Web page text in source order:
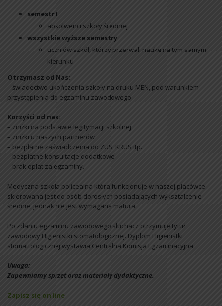
semestr I
absolwenci szkoły średniej
wszystkie wyższe semestry
uczniów szkół, którzy przerwali naukę na tym samym
kierunku
Otrzymasz od Nas:
– świadectwo ukończenia szkoły na druku MEN, pod warunkiem
przystąpienia do egzaminu zawodowego
Korzyści od nas:
– zniżki na podstawie legitymacji szkolnej
– zniżki u naszych partnerów
– bezpłatne zaświadczenia do ZUS, KRUS itp.
– bezpłatne konsultacje dodatkowe
– brak opłat za egzaminy.
Medyczna szkoła policealna która funkcjonuje w naszej placówce
skierowana jest do osób dorosłych posiadających wykształcenie
średnie, jednak nie jest wymagana matura.
Po zdaniu egzaminu zawodowego słuchacz otrzymuje tytuł
zawodowy Higienistki stomatologicznej. Dyplom Higienistki
stomattologicznej wystawia Centralna Komisja Egzaminacyjna.
Uwaga:
Zapewniamy sprzęt oraz materiały dydaktyczne.
Zapisz się on line